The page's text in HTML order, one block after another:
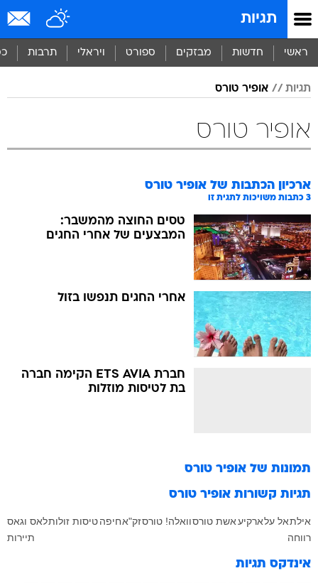
תגיות
ראשי חדשות מבזקים ספורט ויראלי תרבות
תגיות אופיר טורס
אופיר טורס
ארכיון הכתבות של אופיר טורס
3 כתבות משויכות לתגית זו
טסים החוצה מהמשבר:
המבצעים של אחרי החגים
אחרי החגים תנפשו בזול
חברת ETS AVIA הקימה חברה
בת לטיסות מוזלות
תמונות של אופיר טורס
תגיות קשורות אופיר טורס
אילתאל עלארקיעאשת טורסוואלה! טורסזק"אחיפהטיסות זולותלאס וגאס
רווחה
תיירות
אינדקס תגיות